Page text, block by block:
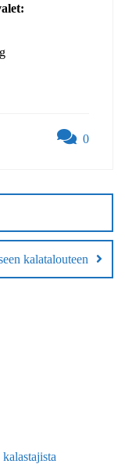
0
kalatalouteen